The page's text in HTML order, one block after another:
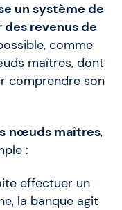
un système de
des revenus de
comme
maîtres, dont
comprendre son
nœuds maîtres,
:
effectuer un
la banque agit